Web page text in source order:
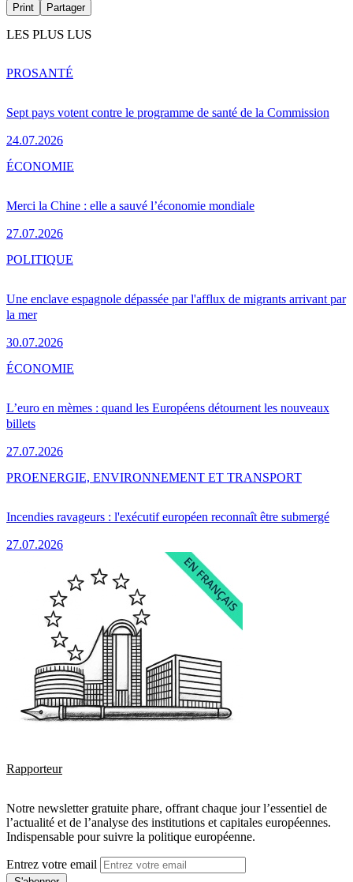
Print Partager
LES PLUS LUS
Sept pays votent contre le programme de santé de la Commission
24.07.2026
PROSANTÉ
Merci la Chine : elle a sauvé l’économie mondiale
27.07.2026
ÉCONOMIE
Une enclave espagnole dépassée par l'afflux de migrants arrivant par
la mer
30.07.2026
POLITIQUE
L’euro en mèmes : quand les Européens détournent les nouveaux
billets
27.07.2026
ÉCONOMIE
Incendies ravageurs : l'exécutif européen reconnaît être submergé
27.07.2026
PROENERGIE, ENVIRONNEMENT ET TRANSPORT
Rapporteur
Notre newsletter gratuite phare, offrant chaque jour l’essentiel de
l’actualité et de l’analyse des institutions et capitales européennes.
Indispensable pour suivre la politique européenne.
Entrez votre email